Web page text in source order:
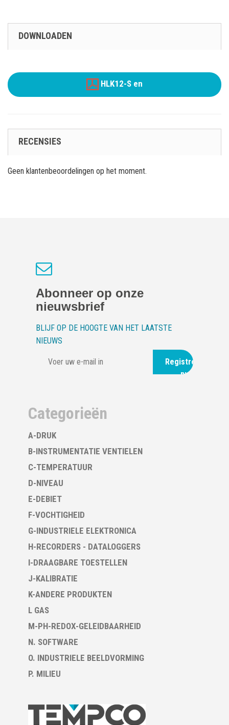
DOWNLOADEN
HLK12-S en
RECENSIES
Geen klantenbeoordelingen op het moment.
Abonneer op onze
nieuwsbrief
BLIJF OP DE HOOGTE VAN HET LAATSTE
NIEUWS
Registreer
nu
Categorieën
A-DRUK
B-INSTRUMENTATIE VENTIELEN
C-TEMPERATUUR
D-NIVEAU
E-DEBIET
F-VOCHTIGHEID
G-INDUSTRIELE ELEKTRONICA
H-RECORDERS - DATALOGGERS
I-DRAAGBARE TOESTELLEN
J-KALIBRATIE
K-ANDERE PRODUKTEN
L GAS
M-PH-REDOX-GELEIDBAARHEID
N. SOFTWARE
O. INDUSTRIELE BEELDVORMING
P. MILIEU